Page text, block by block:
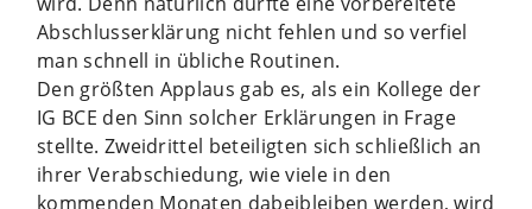
Abschlusserklärung nicht fehlen und so verfiel
man schnell in übliche Routinen.
Den größten Applaus gab es, als ein Kollege der
IG BCE den Sinn solcher Erklärungen in Frage
stellte. Zweidrittel beteiligten sich schließlich an
ihrer Verabschiedung, wie viele in den
kommenden Monaten dabeibleiben werden, wird